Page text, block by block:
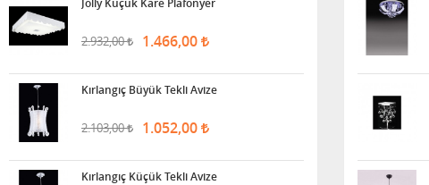
Jolly Küçük Kare Plafonyer
2.932,00 1.466,00
Kırlangıç Büyük Tekli Avize
2.103,00 1.052,00
Kırlangıç Küçük Tekli Avize